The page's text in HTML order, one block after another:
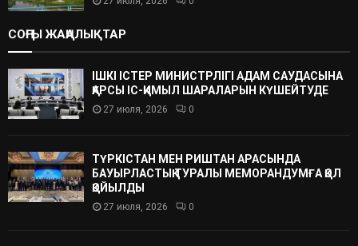
СОҢҒЫ ЖАҢАЛЫҚТАР
ІШКІ ІСТЕР МИНИСТРЛІГІ АДАМ САУДАСЫНА
ҚАРСЫ ІС-ҚИМЫЛ ШАРАЛАРЫН КҮШЕЙТУДЕ
27 июля, 2026 0
ТҮРКІСТАН МЕН РИШТАН АРАСЫНДА
БАУЫРЛАСТЫҚ ТУРАЛЫ МЕМОРАНДУМҒА ҚОЛ
ҚОЙЫЛДЫ
27 июля, 2026 0